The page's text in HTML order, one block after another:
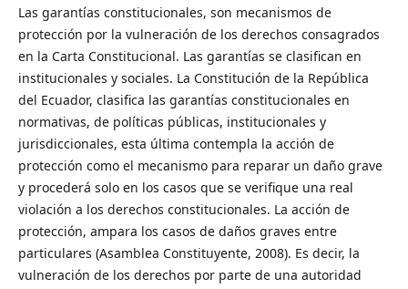
Las garantías constitucionales, son mecanismos de
protección por la vulneración de los derechos consagrados
en la Carta Constitucional. Las garantías se clasifican en
institucionales y sociales. La Constitución de la República
del Ecuador, clasifica las garantías constitucionales en
normativas, de políticas públicas, institucionales y
jurisdiccionales, esta última contempla la acción de
protección como el mecanismo para reparar un daño grave
y procederá solo en los casos que se verifique una real
violación a los derechos constitucionales. La acción de
protección, ampara los casos de daños graves entre
particulares (Asamblea Constituyente, 2008). Es decir, la
vulneración de los derechos por parte de una autoridad